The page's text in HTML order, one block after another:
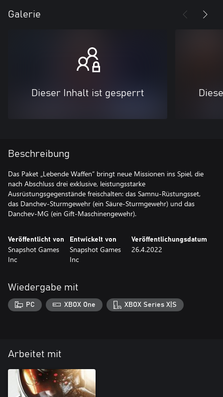
Galerie
Dieser Inhalt ist gesperrt
Beschreibung
Das Paket „Lebende Waffen“ bringt neue Missionen ins Spiel, die
nach Abschluss drei exklusive, leistungsstarke
Ausrüstungsgegenstände freischalten: das Samnu-Rüstungsset,
das Danchev-Sturmgewehr (ein Säure-Sturmgewehr) und das
Danchev-MG (ein Gift-Maschinengewehr).
Veröffentlicht von
Snapshot Games
Inc
Entwickelt von
Snapshot Games
Inc
Veröffentlichungsdatum
26.4.2022
Wiedergabe mit
PC XBOX One XBOX Series X|S
Arbeitet mit